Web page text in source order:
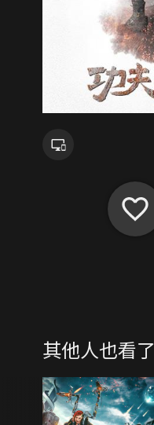
其他人也看了